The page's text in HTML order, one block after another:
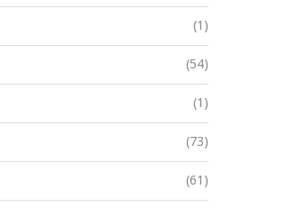
(1)
(54)
(1)
(73)
(61)